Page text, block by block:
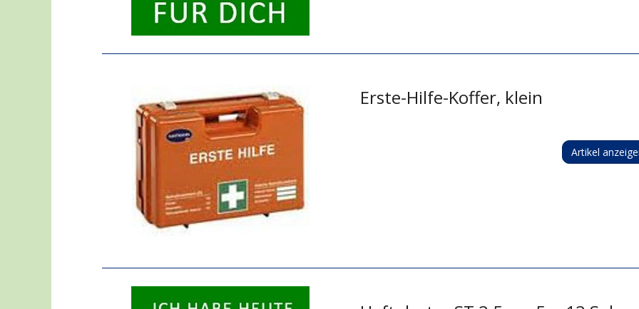
Erste-Hilfe-Koffer, klein
Artikel